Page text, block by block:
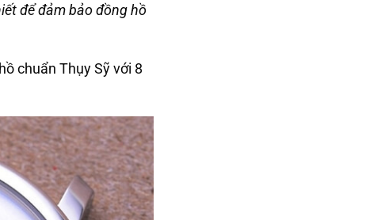
để đảm bảo đồng hồ
chuẩn Thụy Sỹ với 8